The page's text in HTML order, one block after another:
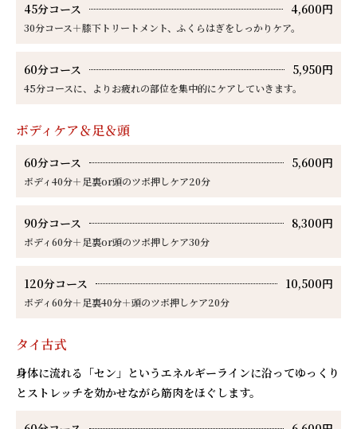
45分コース 4,600円
30分コース＋膝下トリートメント、ふくらはぎをしっかりケア。
60分コース 5,950円
45分コースに、よりお疲れの部位を集中的にケアしていきます。
ボディケア＆足＆頭
60分コース 5,600円
ボディ40分＋足裏or頭のツボ押しケア20分
90分コース 8,300円
ボディ60分＋足裏or頭のツボ押しケア30分
120分コース 10,500円
ボディ60分＋足裏40分＋頭のツボ押しケア20分
タイ古式
身体に流れる「セン」というエネルギーラインに沿ってゆっくり
とストレッチを効かせながら筋肉をほぐします。